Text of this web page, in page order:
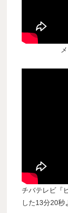
チバテレビ『
した13分20秒